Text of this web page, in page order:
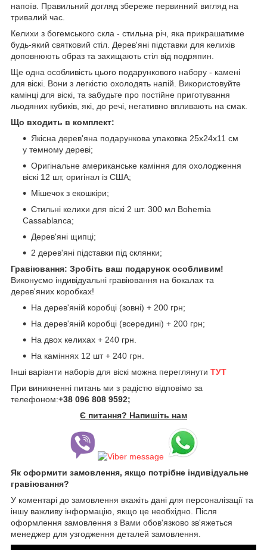
напоїв. Правильний догляд збереже первинний вигляд на
тривалий час.
Келихи з богемського скла - стильна річ, яка прикрашатиме
будь-який святковий стіл. Дерев'яні підставки для келихів
доповнюють образ та захищають стіл від подряпин.
Ще одна особливість цього подарункового набору - камені
для віскі. Вони з легкістю охолодять напій. Використовуйте
камінці для віскі, та забудьте про постійне приготування
льодяних кубиків, які, до речі, негативно впливають на смак.
Що входить в комплект:
Якісна дерев'яна подарункова упаковка 25х24х11 см
у темному дереві;
Оригінальне американське каміння для охолодження
віскі 12 шт, оригінал із США;
Мішечок з екошкіри;
Стильні келихи для віскі 2 шт. 300 мл Bohemia
Сassablanca;
Дерев'яні щипці;
2 дерев'яні підставки під склянки;
Гравіювання: Зробіть ваш подарунок особливим!
Виконуємо індивідуальні гравіювання на бокалах та
дерев'яних коробках!
На дерев'яній коробці (зовні) + 200 грн;
На дерев'яній коробці (всередині) + 200 грн;
На двох келихах + 240 грн.
На каміннях 12 шт + 240 грн.
Інші варіанти наборів для віскі можна переглянути ТУТ
При виникненні питань ми з радістю відповімо за
телефоном:+38 096 808 9592;
Є питання? Напишіть нам
Як оформити замовлення, якщо потрібне індивідуальне
гравіювання?
У коментарі до замовлення вкажіть дані для персоналізації та
іншу важливу інформацію, якщо це необхідно. Після
оформлення замовлення з Вами обов'язково зв'яжеться
менеджер для узгодження деталей замовлення.